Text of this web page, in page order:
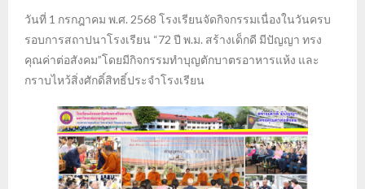
วันที่ 1 กรกฎาคม พ.ศ. 2568 โรงเรียนจัดกิจกรรมเนื่องในวันครบ
รอบการสถาปนาโรงเรียน “72 ปี พ.ม. สร้างเด็กดี มีปัญญา ทรง
คุณค่าต่อสังคม”โดยมีกิจกรรมทำบุญตักบาตรอาหารแห้ง และ
กราบไหว้สิ่งศักดิ์สิทธิ์ประจำโรงเรียน